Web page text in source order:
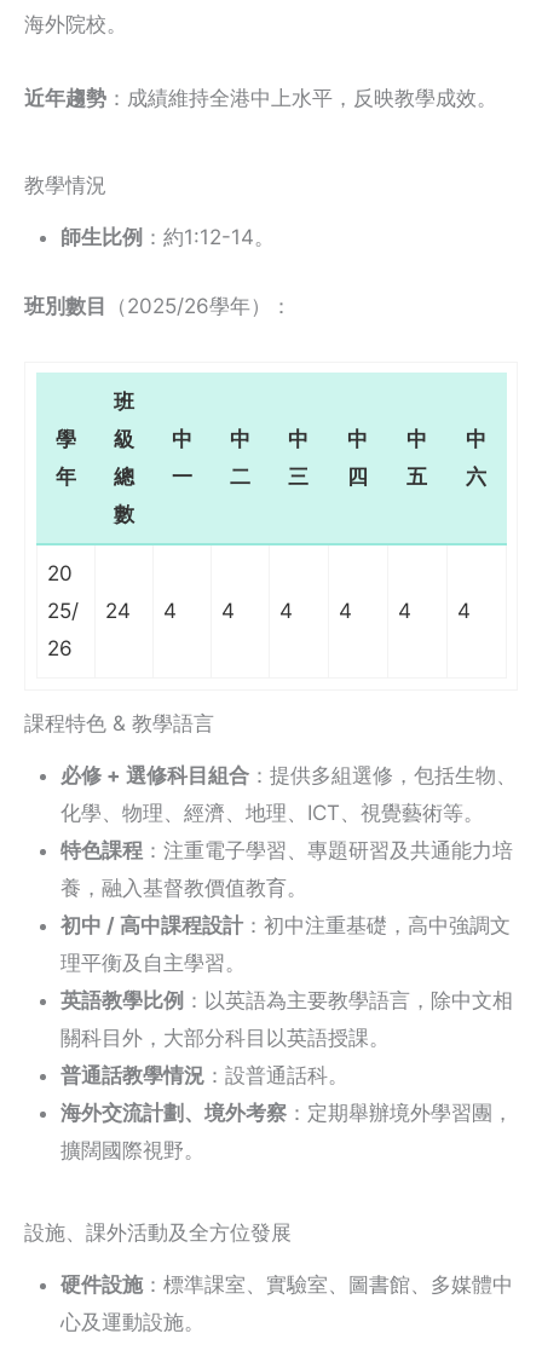
海外院校。
近年趨勢 ：成績維持全港中上水平，反映教學成效。
教學情況
師生比例 ：約1:12-14。
班別數目 （2025/26學年）：
學
年
班
級
總
數
中
一
中
二
中
三
中
四
中
五
中
六
20
25/
26
24 4 4 4 4 4 4
課程特色 & 教學語言
必修 + 選修科目組合 ：提供多組選修，包括生物、
化學、物理、經濟、地理、ICT、視覺藝術等。
特色課程 ：注重電子學習、專題研習及共通能力培
養，融入基督教價值教育。
初中 / 高中課程設計 ：初中注重基礎，高中強調文
理平衡及自主學習。
英語教學比例 ：以英語為主要教學語言，除中文相
關科目外，大部分科目以英語授課。
普通話教學情況 ：設普通話科。
海外交流計劃、境外考察 ：定期舉辦境外學習團，
擴闊國際視野。
設施、課外活動及全方位發展
硬件設施：標準課室、實驗室、圖書館、多媒體中
心及運動設施。